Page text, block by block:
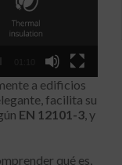
a edificios
facilita su
EN 12101-3 , y
qué es,